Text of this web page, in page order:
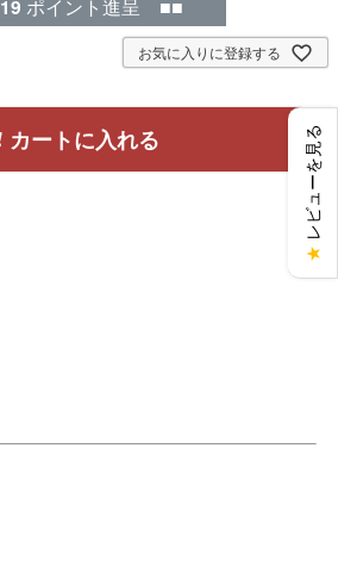
19 ポイント進呈 ■■
お気に入りに登録する
カートに入れる
★
レビューを見る